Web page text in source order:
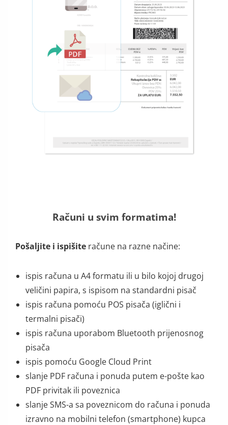
Računi u svim formatima!
Pošaljite i ispišite račune na razne načine:
ispis računa u A4 formatu ili u bilo kojoj drugoj
veličini papira, s ispisom na standardni pisač
ispis računa pomoću POS pisača (iglični i
termalni pisači)
ispis računa uporabom Bluetooth prijenosnog
pisača
ispis pomoću Google Cloud Print
slanje PDF računa i ponuda putem e-pošte kao
PDF privitak ili poveznica
slanje SMS-a sa poveznicom do računa i ponuda
izravno na mobilni telefon (smartphone) kupca